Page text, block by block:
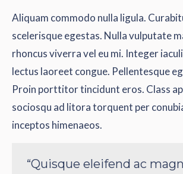
Aliquam commodo nulla ligula.
scelerisque egestas. Nulla vulputate
rhoncus viverra vel eu mi. Integer
lectus laoreet congue. Pellentesque
Proin porttitor tincidunt eros. Class
sociosqu ad litora torquent per
inceptos himenaeos.
“Quisque eleifend ac